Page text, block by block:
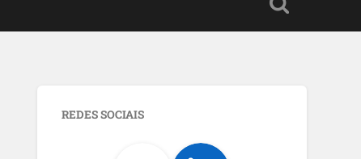
REDES SOCIAIS